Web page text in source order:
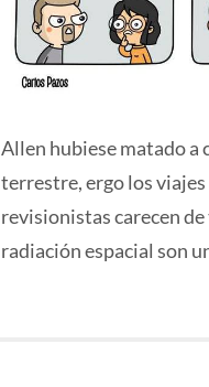
Allen hubiese matado a
terrestre, ergo los viajes
revisionistas carecen
radiación espacial son